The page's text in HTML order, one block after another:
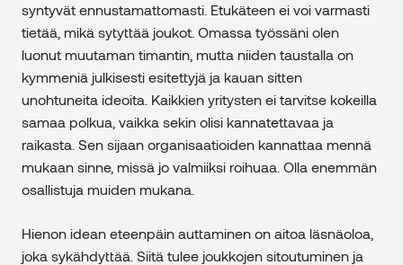
syntyvät ennustamattomasti. Etukäteen ei voi varmasti
tietää, mikä sytyttää joukot. Omassa työssäni olen
luonut muutaman timantin, mutta niiden taustalla on
kymmeniä julkisesti esitettyjä ja kauan sitten
unohtuneita ideoita. Kaikkien yritysten ei tarvitse kokeilla
samaa polkua, vaikka sekin olisi kannatettavaa ja
raikasta. Sen sijaan organisaatioiden kannattaa mennä
mukaan sinne, missä jo valmiiksi roihuaa. Olla enemmän
osallistuja muiden mukana.
Hienon idean eteenpäin auttaminen on aitoa läsnäoloa,
joka sykähdyttää. Siitä tulee joukkojen sitoutuminen ja